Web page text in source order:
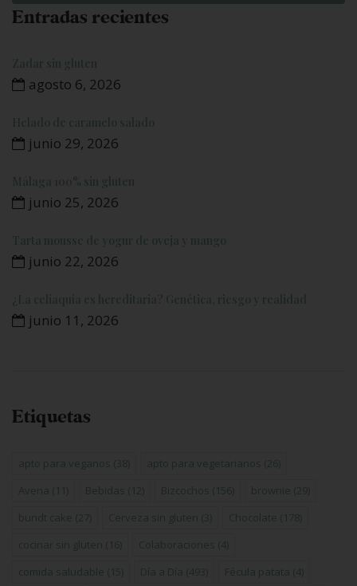
Entradas recientes
Zadar sin gluten
agosto 6, 2026
Helado de caramelo salado
junio 29, 2026
Málaga 100% sin gluten
junio 25, 2026
Tarta mousse de yogur de oveja y mango
junio 22, 2026
¿La celiaquía es hereditaria? Genética, riesgo y realidad
junio 11, 2026
Etiquetas
apto para veganos (38) apto para vegetarianos (26)
Avena (11) Bebidas (12) Bizcochos (156) brownie (29)
bundt cake (27) Cerveza sin gluten (3) Chocolate (178)
cocinar sin gluten (16) Colaboraciones (4)
comida saludable (15) Día a Día (493) Fécula patata (4)